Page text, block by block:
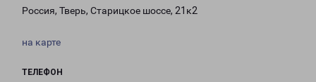
Россия, Тверь, Старицкое шоссе, 21к2
на карте
ТЕЛЕФОН